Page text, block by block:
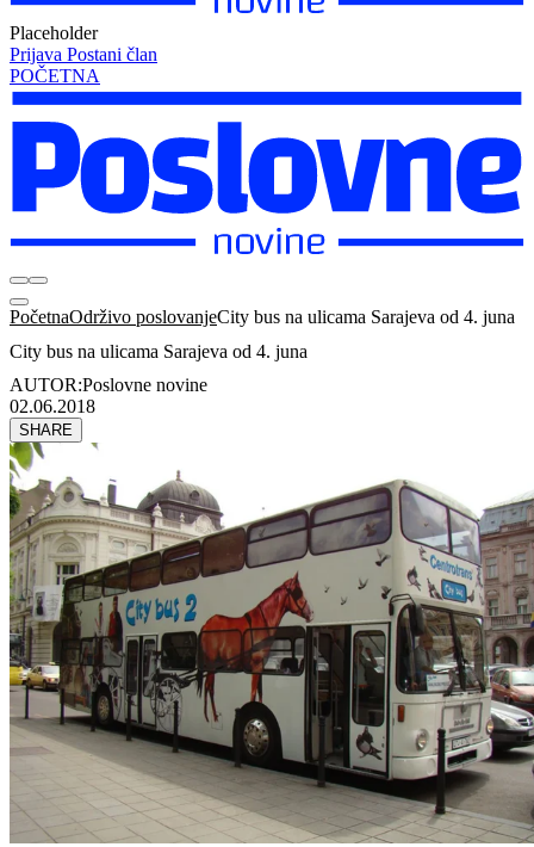
Placeholder
Prijava Postani član
POČETNA
PočetnaOdrživo poslovanjeCity bus na ulicama Sarajeva od 4. juna
City bus na ulicama Sarajeva od 4. juna
AUTOR:Poslovne novine
02.06.2018
SHARE